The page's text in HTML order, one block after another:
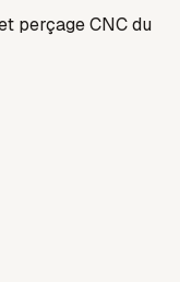
perçage CNC du